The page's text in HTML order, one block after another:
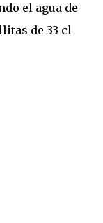
el agua de
de 33 cl